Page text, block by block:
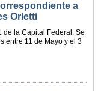
a
Orletti
de la Capital Federal. Se
entre 11 de Mayo y el 3